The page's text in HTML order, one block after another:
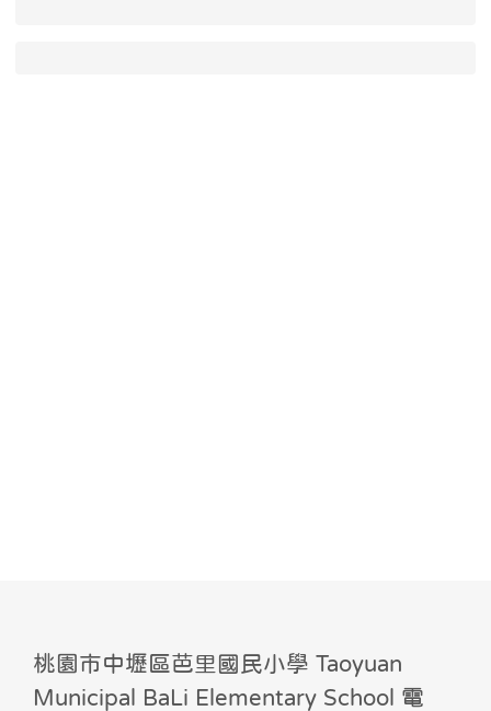
桃園市中壢區芭里國民小學 Taoyuan
Municipal BaLi Elementary School 電